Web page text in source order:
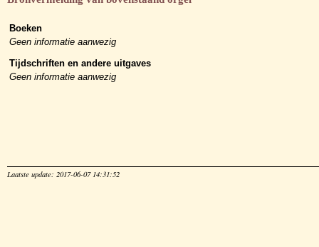
Boeken
Geen informatie aanwezig
Tijdschriften en andere uitgaves
Geen informatie aanwezig
Laatste update: 2017-06-07 14:31:52